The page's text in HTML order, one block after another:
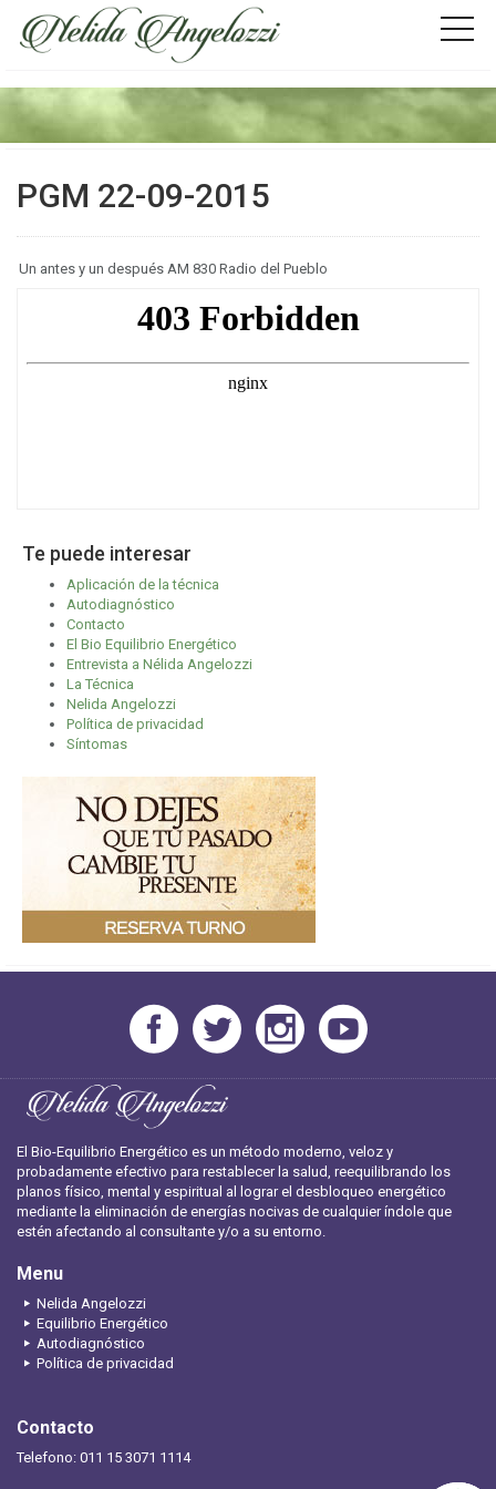
PGM 22-09-2015
Un antes y un después AM 830 Radio del Pueblo
Te puede interesar
Aplicación de la técnica
Autodiagnóstico
Contacto
El Bio Equilibrio Energético
Entrevista a Nélida Angelozzi
La Técnica
Nelida Angelozzi
Política de privacidad
Síntomas
El Bio-Equilibrio Energético es un método moderno, veloz y
probadamente efectivo para restablecer la salud, reequilibrando los
planos físico, mental y espiritual al lograr el desbloqueo energético
mediante la eliminación de energías nocivas de cualquier índole que
estén afectando al consultante y/o a su entorno.
Menu
Nelida Angelozzi
Equilibrio Energético
Autodiagnóstico
Política de privacidad
Contacto
Telefono: 011 15 3071 1114